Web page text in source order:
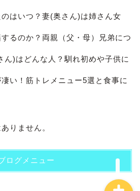
はいつ？妻(奥さん)は姉さん女
るのか？両親（父・母）兄弟につ
ん)はどんな人？馴れ初めや子供に
い！筋トレメニュー5選と食事に
りません。
ログメニュー
ホーム
お問い合わせ